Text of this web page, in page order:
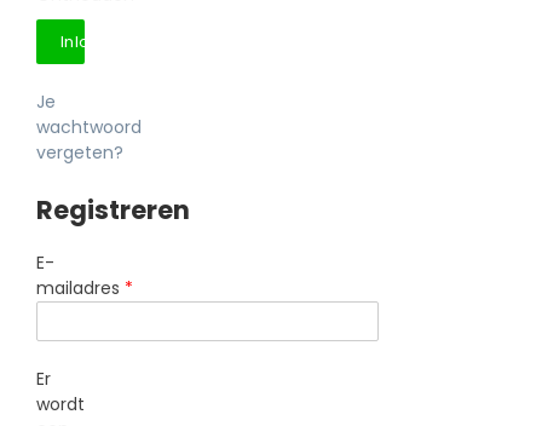
Inloggen
Je
wachtwoord
vergeten?
Registreren
E-
mailadres *
Er
wordt